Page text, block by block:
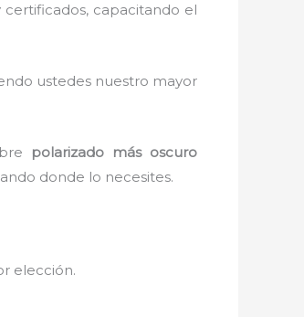
capacitando el
ustedes nuestro mayor
polarizado más oscuro
donde lo necesites.
elección.